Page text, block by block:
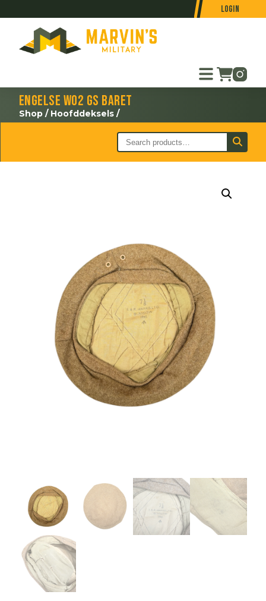
Login
Engelse WO2 GS baret
Shop / Hoofddeksels /